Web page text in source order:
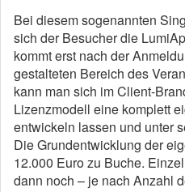
Bei diesem sogenannten
sich der Besucher die
kommt erst nach der
gestalteten Bereich des
kann man sich im Client-
Lizenzmodell eine komplett
entwickeln lassen und unter
Die Grundentwicklung der
12.000 Euro zu Buche.
dann noch – je nach Anzahl